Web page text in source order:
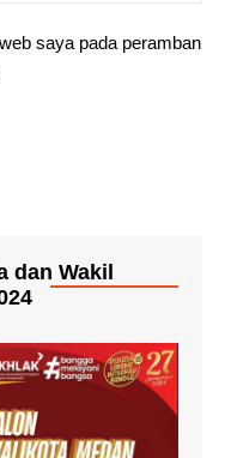
saya pada peramban
dan Wakil